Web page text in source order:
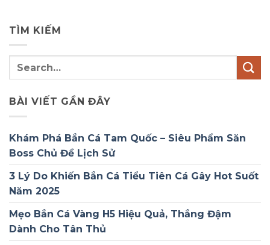
TÌM KIẾM
BÀI VIẾT GẦN ĐÂY
Khám Phá Bắn Cá Tam Quốc – Siêu Phẩm Săn
Boss Chủ Đề Lịch Sử
3 Lý Do Khiến Bắn Cá Tiểu Tiên Cá Gây Hot Suốt
Năm 2025
Mẹo Bắn Cá Vàng H5 Hiệu Quả, Thắng Đậm
Dành Cho Tân Thủ